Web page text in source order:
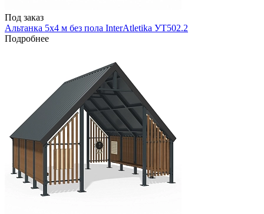
Под заказ
Альтанка 5х4 м без пола InterAtletika УТ502.2
Подробнее